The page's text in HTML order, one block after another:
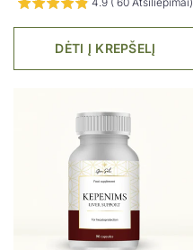
DĖTI Į KREPŠELĮ